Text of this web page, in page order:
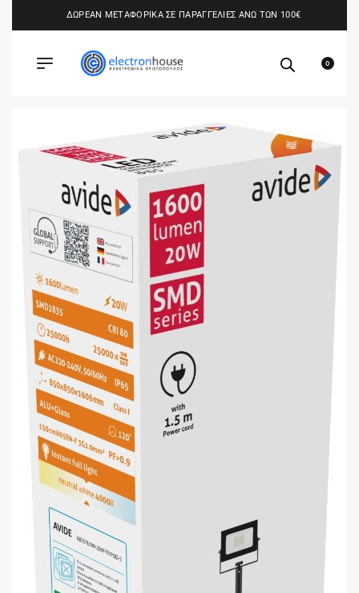
ΔΩΡΕΑΝ ΜΕΤΑΦΟΡΙΚΑ ΣΕ ΠΑΡΑΓΓΕΛΙΕΣ ΑΝΩ ΤΩΝ 100€
0